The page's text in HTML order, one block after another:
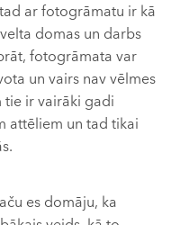
ar fotogrāmatu ir kā
domas un darbs
fotogrāmata var
un vairs nav vēlmes
tie ir vairāki gadi
attēliem un tad tikai
es domāju, ka